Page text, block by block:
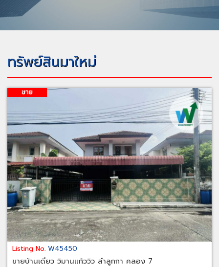
ทรัพย์สินมาใหม่
Listing No. W45450
ขายบ้านเดี่ยว วิมานแก้ววิว ลำลูกกา คลอง 7